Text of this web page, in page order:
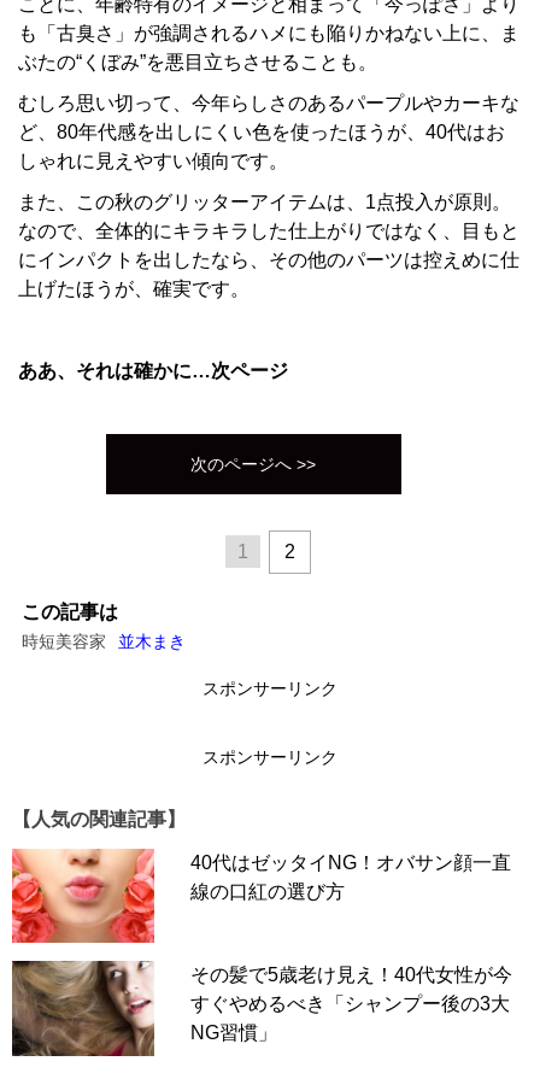
ことに、年齢特有のイメージと相まって「今っぽさ」より
も「古臭さ」が強調されるハメにも陥りかねない上に、ま
ぶたの“くぼみ”を悪目立ちさせることも。
むしろ思い切って、今年らしさのあるパープルやカーキな
ど、80年代感を出しにくい色を使ったほうが、40代はお
しゃれに見えやすい傾向です。
また、この秋のグリッターアイテムは、1点投入が原則。
なので、全体的にキラキラした仕上がりではなく、目もと
にインパクトを出したなら、その他のパーツは控えめに仕
上げたほうが、確実です。
ああ、それは確かに…次ページ
次のページへ >>
1 2
この記事は
時短美容家 並木まき
スポンサーリンク
スポンサーリンク
【人気の関連記事】
40代はゼッタイNG！オバサン顔一直
線の口紅の選び方
その髪で5歳老け見え！40代女性が今
すぐやめるべき「シャンプー後の3大
NG習慣」